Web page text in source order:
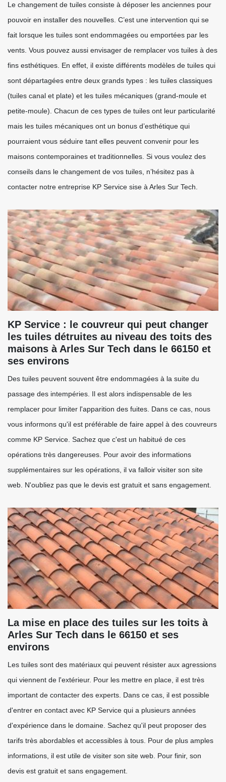
Le changement de tuiles consiste à déposer les anciennes pour
pouvoir en installer des nouvelles. C’est une intervention qui se
fait lorsque les tuiles sont endommagées ou emportées par les
vents. Vous pouvez aussi envisager de remplacer vos tuiles à des
fins esthétiques. En effet, il existe différents modèles de tuiles qui
sont départagées entre deux grands types : les tuiles classiques
(tuiles canal et plate) et les tuiles mécaniques (grand-moule et
petite-moule). Chacun de ces types de tuiles ont leur particularité
mais les tuiles mécaniques ont un bonus d’esthétique qui
pourraient vous séduire tant elles peuvent convenir pour les
maisons contemporaines et traditionnelles. Si vous voulez des
conseils dans le changement de vos tuiles, n’hésitez pas à
contacter notre entreprise KP Service sise à Arles Sur Tech.
KP Service : le couvreur qui peut changer
les tuiles détruites au niveau des toits des
maisons à Arles Sur Tech dans le 66150 et
ses environs
Des tuiles peuvent souvent être endommagées à la suite du
passage des intempéries. Il est alors indispensable de les
remplacer pour limiter l'apparition des fuites. Dans ce cas, nous
vous informons qu'il est préférable de faire appel à des couvreurs
comme KP Service. Sachez que c'est un habitué de ces
opérations très dangereuses. Pour avoir des informations
supplémentaires sur les opérations, il va falloir visiter son site
web. N'oubliez pas que le devis est gratuit et sans engagement.
La mise en place des tuiles sur les toits à
Arles Sur Tech dans le 66150 et ses
environs
Les tuiles sont des matériaux qui peuvent résister aux agressions
qui viennent de l'extérieur. Pour les mettre en place, il est très
important de contacter des experts. Dans ce cas, il est possible
d'entrer en contact avec KP Service qui a plusieurs années
d'expérience dans le domaine. Sachez qu'il peut proposer des
tarifs très abordables et accessibles à tous. Pour de plus amples
informations, il est utile de visiter son site web. Pour finir, son
devis est gratuit et sans engagement.